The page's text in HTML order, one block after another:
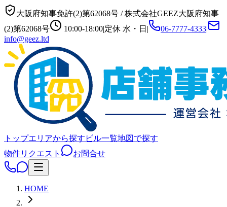
大阪府知事免許(2)第62068号 /株式会社GEEZ大阪府知事
(2)第62068号
10:00-18:00|定休 水・日 | 06-7777-4333|
info@geez.ltd
トップエリアから探す ビル一覧地図で探す
物件リクエスト
お問合せ
HOME